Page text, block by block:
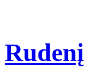
Rudenį